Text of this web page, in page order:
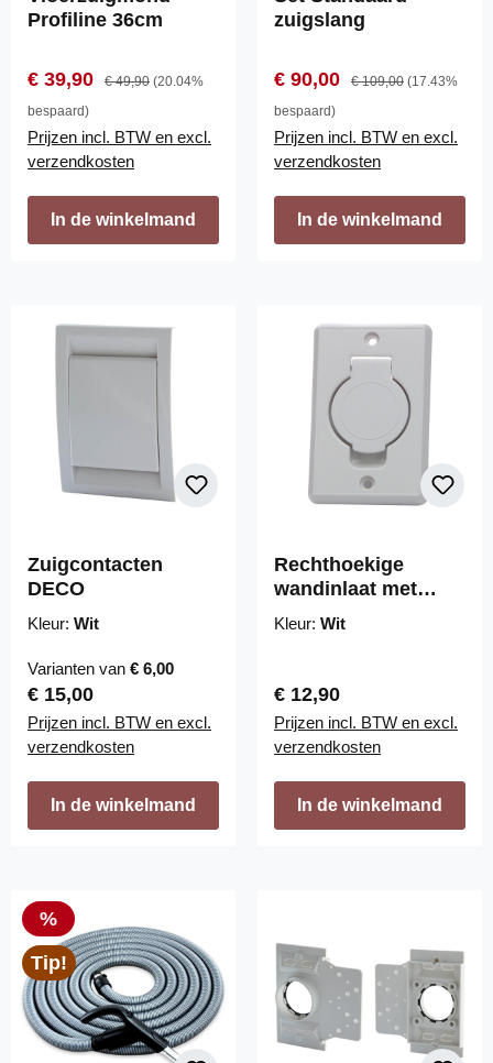
Profiline 36cm
Verkoopprijs:
€ 39,90 Normale prijs:
€ 49,90 (20.04%
bespaard)
Prijzen incl. BTW en excl.
verzendkosten
In de winkelmand
zuigslang
Verkoopprijs:
€ 90,00 Normale prijs:
€ 109,00 (17.43%
bespaard)
Prijzen incl. BTW en excl.
verzendkosten
In de winkelmand
Zuigcontacten
DECO
Kleur: Wit
Varianten van € 6,00
Normale prijs:
€ 15,00
Prijzen incl. BTW en excl.
verzendkosten
In de winkelmand
Rechthoekige
wandinlaat met
rond deksel
Kleur: Wit
Normale prijs:
€ 12,90
Prijzen incl. BTW en excl.
verzendkosten
In de winkelmand
Korting
%
Tip!